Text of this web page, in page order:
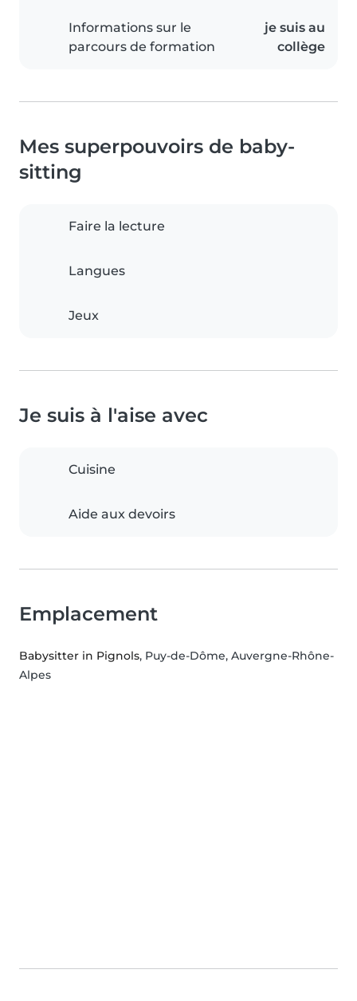
Informations sur le
parcours de formation
je suis au
collège
Mes superpouvoirs de baby-
sitting
Faire la lecture
Langues
Jeux
Je suis à l'aise avec
Cuisine
Aide aux devoirs
Emplacement
Babysitter in Pignols, Puy-de-Dôme, Auvergne-Rhône-
Alpes